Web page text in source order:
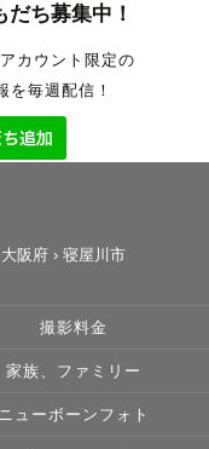
だち募集中！
カウント限定の
を毎週配信！
大阪府› 寝屋川市
撮影料金
家族、ファミリー
ニューボーンフォト